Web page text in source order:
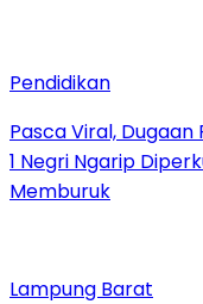
Pendidikan
Pasca Viral, Dugaan
1 Negri Ngarip
Memburuk
Lampung Barat